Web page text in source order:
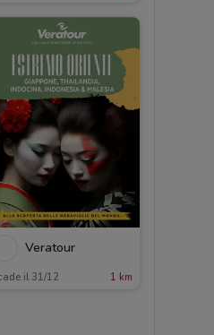
Veratour
il 31/12 1 km